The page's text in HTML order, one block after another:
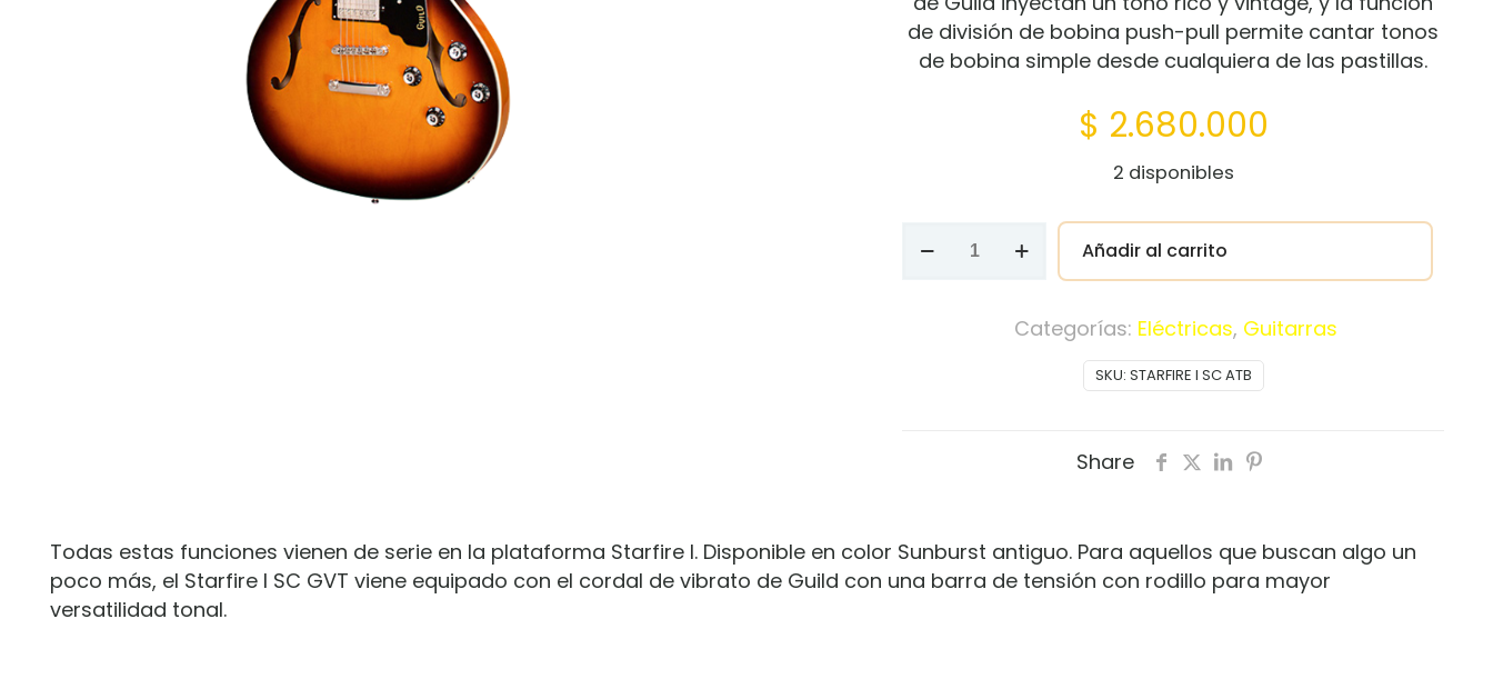
de división de bobina push-pull permite cantar tonos
de bobina simple desde cualquiera de las pastillas.
$ 2.680.000
2 disponibles
Añadir al carrito
SKU: STARFIRE I SC ATB
Categorías: Eléctricas, Guitarras
Share
Todas estas funciones vienen de serie en la plataforma Starfire I. Disponible en color Sunburst antiguo. Para aquellos que buscan algo un
poco más, el Starfire I SC GVT viene equipado con el cordal de vibrato de Guild con una barra de tensión con rodillo para mayor
versatilidad tonal.